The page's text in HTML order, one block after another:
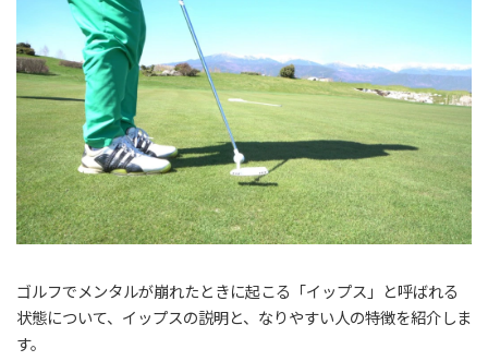
ゴルフでメンタルが崩れたときに起こる「イップス」と呼ばれる
状態について、イップスの説明と、なりやすい人の特徴を紹介しま
す。